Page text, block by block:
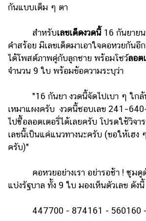
ตี้
แต่งงาน
เด็ก
สัตว์
เลี้ยง
บริการ
กระปุก
กันแบบเต็ม ๆ ตา
สำหรับเลขเด็ดงวดนี้16 กันยาย
คำสร้อย มีเลขเด็ดมาเอาใจคอหวยกันอี
ได้โพสต์ภาพคู่กับลูกชาย พร้อมโชว์ลอต
จำนวน 9 ใบ พร้อมข้อความระบุว่า
"16 กันยา งวดนี้จัดไปเบา ๆ ใก
เหมาแผงครับ งวดนี้ชอบเลข
ไปซื้อลอตเตอรี่ได้เลยครับ โปรดใช้วิจ
เลขนี้เป็นแค่แนวทางนะครับ (ขอให้เฮง
ครับ)"
คอหวยอย่างเรา อย่ารอช้า ! ซูมดู
แบ่งรัฐบาล ทั้ง 9 ใบ มองเห็นตัวเลข ดังนี้
447700 - 874161 - 560160